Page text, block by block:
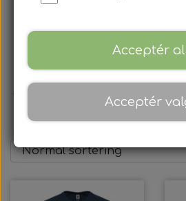
Størrelse
Acceptér
Acceptér